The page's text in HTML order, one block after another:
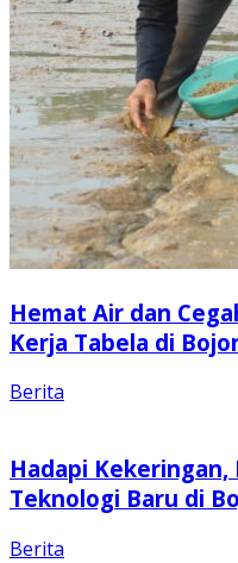
Hemat Air dan
Kerja Tabela di
Berita
Hadapi Kekeringan,
Teknologi Baru di
Berita